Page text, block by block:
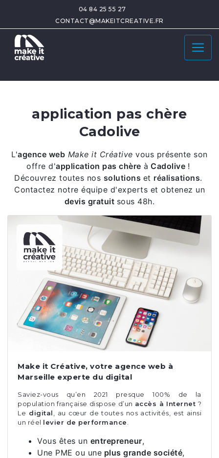
04 84 25 55 27
CONTACT@MAKEITCREATIVE.FR
application pas chère
Cadolive
L'agence web Make it Créativevous présente son
offre d'application pas chère à Cadolive !
Découvrez toutes nos solutions et réalisations.
Contactez notre équipe d'experts et obtenez un
devis gratuit sous 48h.
Make it Créative, votre agence web à
Marseille experte du digital
Saviez-vous qu’en 2021 presque 100% de la
population française dispose d’un accès à Internet ?
Le digital
, au cœur de toutes nos activités, est ainsi
un réel levier de performance
Vous êtes un entrepreneur,
Une PME ou une plus grande société,